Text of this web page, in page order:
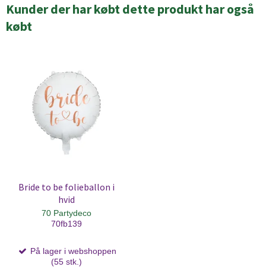
Kunder der har købt dette produkt har også
købt
Bride to be folieballon i
hvid
70 Partydeco
70fb139
På lager i webshoppen
(55 stk.)